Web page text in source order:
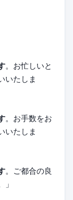
。お忙しいと
いたしま
。お手数をお
いたしま
。ご都合の良